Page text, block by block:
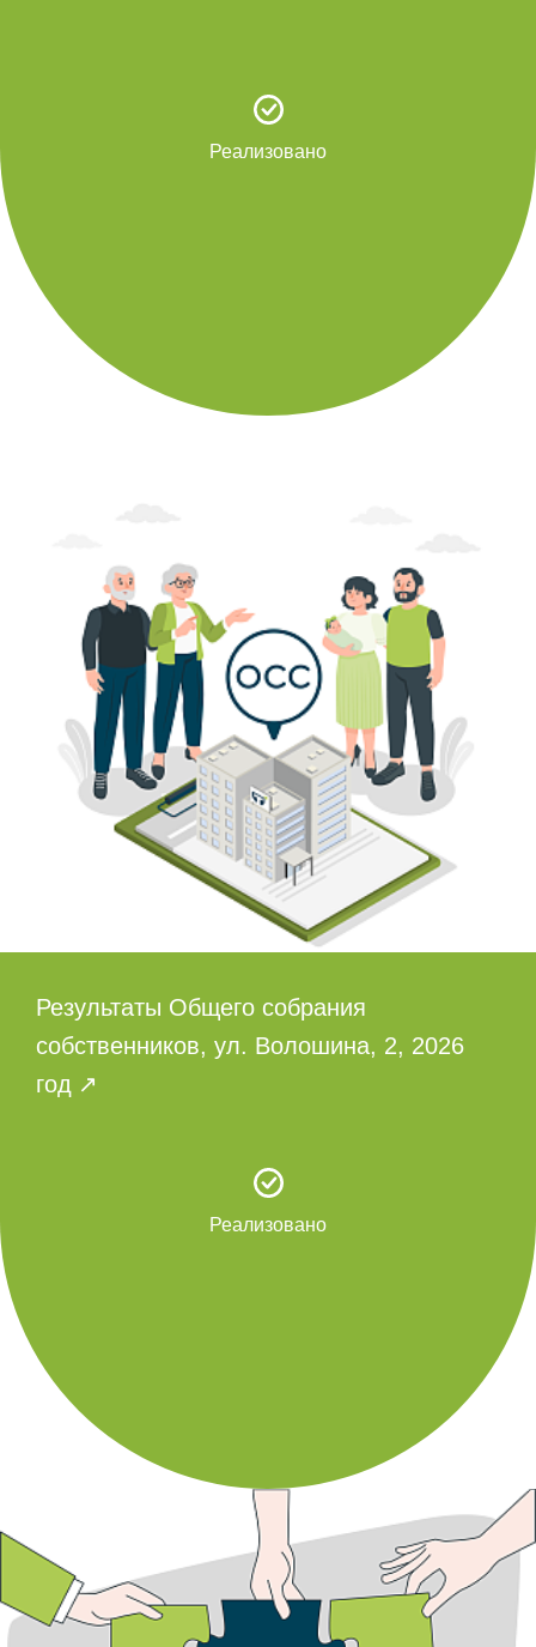
Реализовано
Результаты Общего собрания
собственников, ул. Волошина, 2, 2026
год
Реализовано